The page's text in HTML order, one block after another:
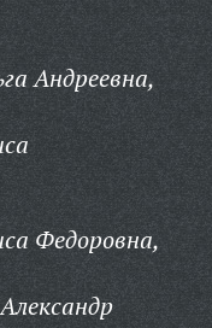
Андреевна,
Федоровна,